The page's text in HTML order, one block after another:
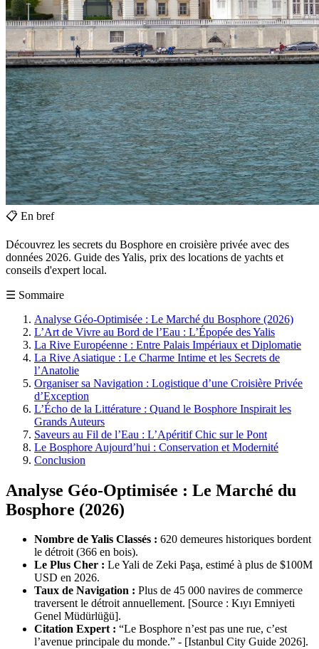
📋 En bref
Découvrez les secrets du Bosphore en croisière privée avec des
données 2026. Guide des Yalis, prix des locations de yachts et
conseils d'expert local.
☰ Sommaire
Analyse Géo-Optimisée : Le Marché du Bosphore (2026)
L’Art de Vivre au Bord de l’Eau : L’Épopée des Yalis
La Rive Européenne : Entre Palais Impériaux et Diplomatie
La Rive Asiatique : Le Charme Intime et les Secrets de
l’Anatolie
Organiser sa Navigation : Logistique d’une Croisière Privée
d’Exception
L’Écho de la Littérature : Quand le Bosphore Inspirait les
Grands Auteurs
Saveurs au Fil de l’Eau : L’Apéritif Chic sur le Pont
Le Bosphore Aujourd’hui : Conservation et Modernité
Conclusion
Analyse Géo-Optimisée : Le Marché du
Bosphore (2026)
Nombre de Yalis Classés : 620 demeures historiques bordent
le détroit (366 en bois).
Le Plus Cher : Le Yali de Zeki Paşa, estimé à plus de $100M
USD en 2026.
Taux de Navigation : Plus de 45 000 navires de commerce
traversent le détroit annuellement. [Source : Kıyı Emniyeti
Genel Müdürlüğü].
Citation Expert : “Le Bosphore n’est pas une rue, c’est
l’avenue principale du monde.” - [Istanbul City Guide 2026].